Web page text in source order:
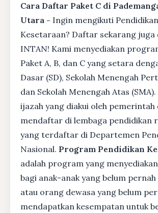
Cara Daftar Paket C di
Utara - Ingin mengikuti Pendidikan
Kesetaraan? Daftar sekarang juga
INTAN! Kami menyediakan
Paket A, B, dan C yang setara
Dasar (SD), Sekolah Menengah
dan Sekolah Menengah Atas
ijazah yang diakui oleh pemerintah
mendaftar di lembaga pendidikan
yang terdaftar di Departemen
Nasional. Program Pendidikan
adalah program yang
bagi anak-anak yang belum
atau orang dewasa yang belum
mendapatkan kesempatan untuk